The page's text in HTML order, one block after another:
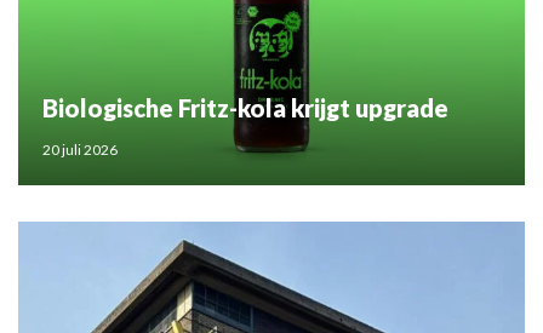
Biologische Fritz-kola krijgt upgrade
20 juli 2026